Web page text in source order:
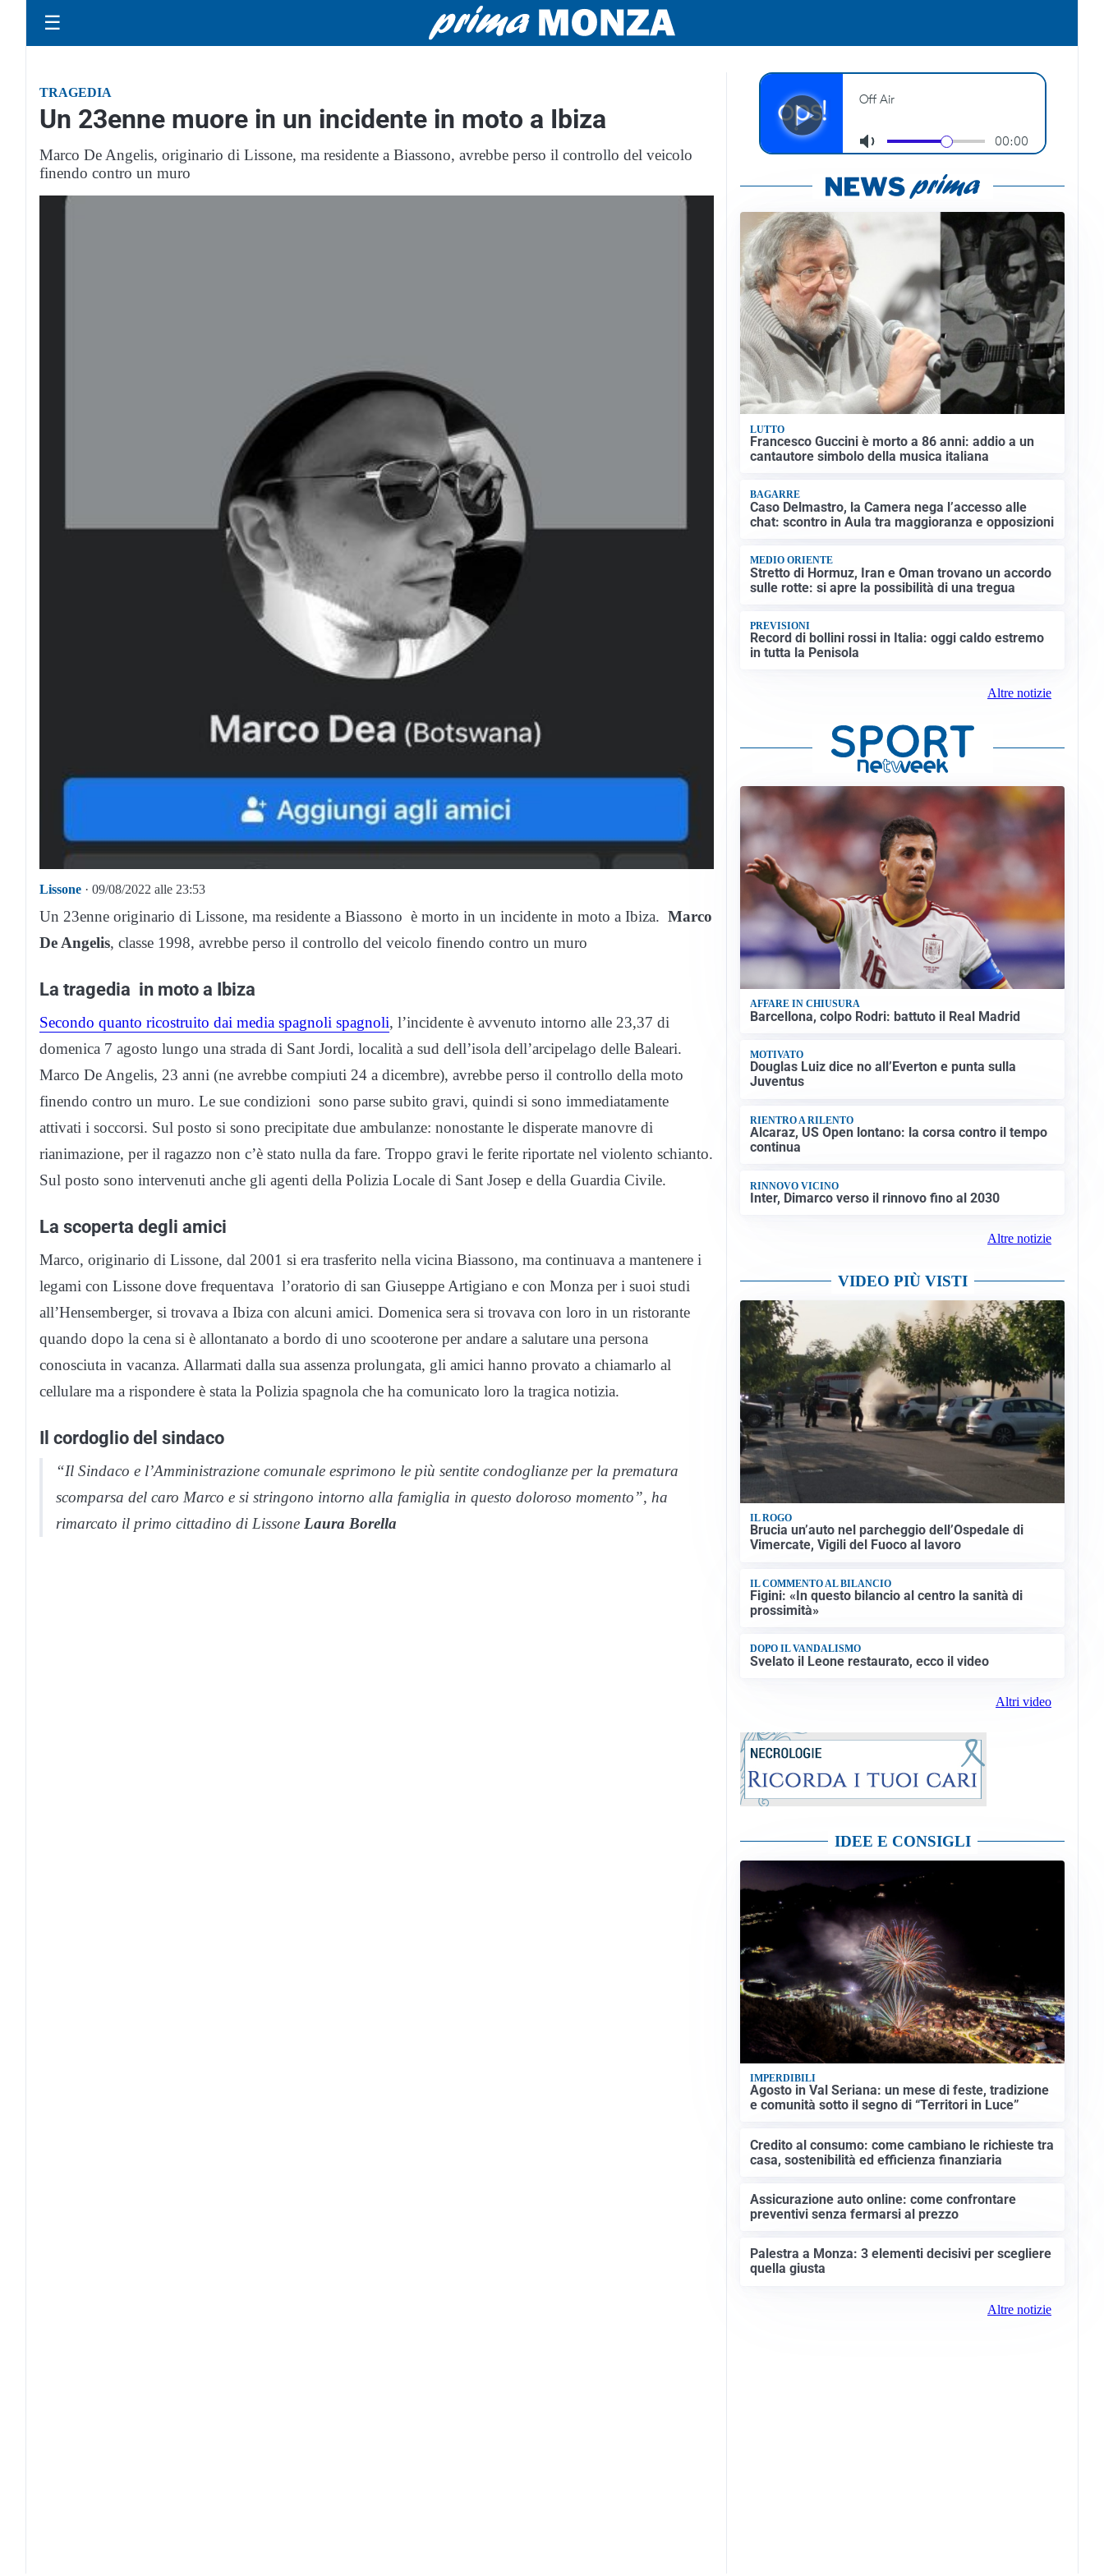
☰
TRAGEDIA
Un 23enne muore in un incidente in moto a Ibiza
Marco De Angelis, originario di Lissone, ma residente a Biassono, avrebbe perso il controllo del veicolo
finendo contro un muro
Lissone · 09/08/2022 alle 23:53
Un 23enne originario di Lissone, ma residente a Biassono è morto in un incidente in moto a Ibiza. Marco
De Angelis, classe 1998, avrebbe perso il controllo del veicolo finendo contro un muro
La tragedia in moto a Ibiza
Secondo quanto ricostruito dai media spagnoli spagnoli, l’incidente è avvenuto intorno alle 23,37 di
domenica 7 agosto lungo una strada di Sant Jordi, località a sud dell’isola dell’arcipelago delle Baleari.
Marco De Angelis, 23 anni (ne avrebbe compiuti 24 a dicembre), avrebbe perso il controllo della moto
finendo contro un muro. Le sue condizioni sono parse subito gravi, quindi si sono immediatamente
attivati i soccorsi. Sul posto si sono precipitate due ambulanze: nonostante le disperate manovre di
rianimazione, per il ragazzo non c’è stato nulla da fare. Troppo gravi le ferite riportate nel violento schianto.
Sul posto sono intervenuti anche gli agenti della Polizia Locale di Sant Josep e della Guardia Civile.
La scoperta degli amici
Marco, originario di Lissone, dal 2001 si era trasferito nella vicina Biassono, ma continuava a mantenere i
legami con Lissone dove frequentava l’oratorio di san Giuseppe Artigiano e con Monza per i suoi studi
all’Hensemberger, si trovava a Ibiza con alcuni amici. Domenica sera si trovava con loro in un ristorante
quando dopo la cena si è allontanato a bordo di uno scooterone per andare a salutare una persona
conosciuta in vacanza. Allarmati dalla sua assenza prolungata, gli amici hanno provato a chiamarlo al
cellulare ma a rispondere è stata la Polizia spagnola che ha comunicato loro la tragica notizia.
Il cordoglio del sindaco
“Il Sindaco e l’Amministrazione comunale esprimono le più sentite condoglianze per la prematura
scomparsa del caro Marco e si stringono intorno alla famiglia in questo doloroso momento”, ha
rimarcato il primo cittadino di Lissone Laura Borella
LUTTO
Francesco Guccini è morto a 86 anni: addio a un
cantautore simbolo della musica italiana
BAGARRE
Caso Delmastro, la Camera nega l’accesso alle
chat: scontro in Aula tra maggioranza e opposizioni
MEDIO ORIENTE
Stretto di Hormuz, Iran e Oman trovano un accordo
sulle rotte: si apre la possibilità di una tregua
PREVISIONI
Record di bollini rossi in Italia: oggi caldo estremo
in tutta la Penisola
Altre notizie
AFFARE IN CHIUSURA
Barcellona, colpo Rodri: battuto il Real Madrid
MOTIVATO
Douglas Luiz dice no all’Everton e punta sulla
Juventus
RIENTRO A RILENTO
Alcaraz, US Open lontano: la corsa contro il tempo
continua
RINNOVO VICINO
Inter, Dimarco verso il rinnovo fino al 2030
Altre notizie
VIDEO PIÙ VISTI
IL ROGO
Brucia un’auto nel parcheggio dell’Ospedale di
Vimercate, Vigili del Fuoco al lavoro
IL COMMENTO AL BILANCIO
Figini: «In questo bilancio al centro la sanità di
prossimità»
DOPO IL VANDALISMO
Svelato il Leone restaurato, ecco il video
Altri video
IDEE E CONSIGLI
IMPERDIBILI
Agosto in Val Seriana: un mese di feste, tradizione
e comunità sotto il segno di “Territori in Luce”
Credito al consumo: come cambiano le richieste tra
casa, sostenibilità ed efficienza finanziaria
Assicurazione auto online: come confrontare
preventivi senza fermarsi al prezzo
Palestra a Monza: 3 elementi decisivi per scegliere
quella giusta
Altre notizie